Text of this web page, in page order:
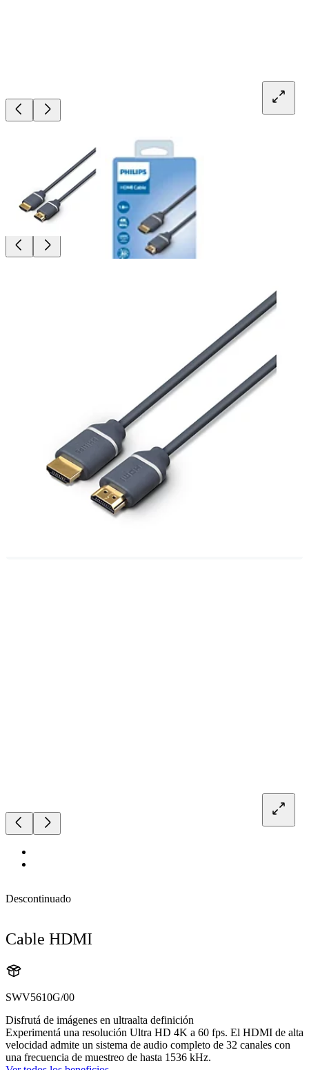
Descontinuado
Cable HDMI
SWV5610G/00
Disfrutá de imágenes en ultraalta definición
Experimentá una resolución Ultra HD 4K a 60 fps. El HDMI de alta
velocidad admite un sistema de audio completo de 32 canales con
una frecuencia de muestreo de hasta 1536 kHz.